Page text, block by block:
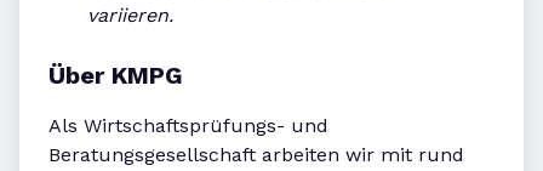
variieren.
Über KMPG
Als Wirtschaftsprüfungs- und
Beratungsgesellschaft arbeiten wir mit rund